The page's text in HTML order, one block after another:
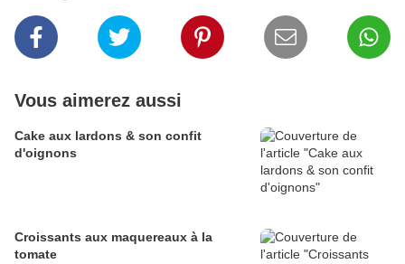
Vous aimerez aussi
Cake aux lardons & son confit
d'oignons
Croissants aux maquereaux à la
tomate